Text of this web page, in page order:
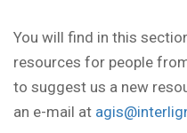
You will find in this
resources for people
to suggest us a new
an e-mail at